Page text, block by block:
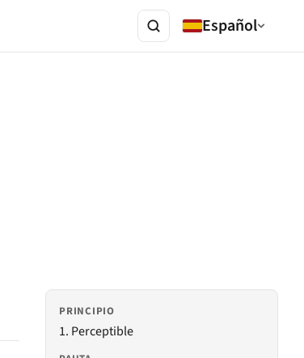
Español
PRINCIPIO
1. Perceptible